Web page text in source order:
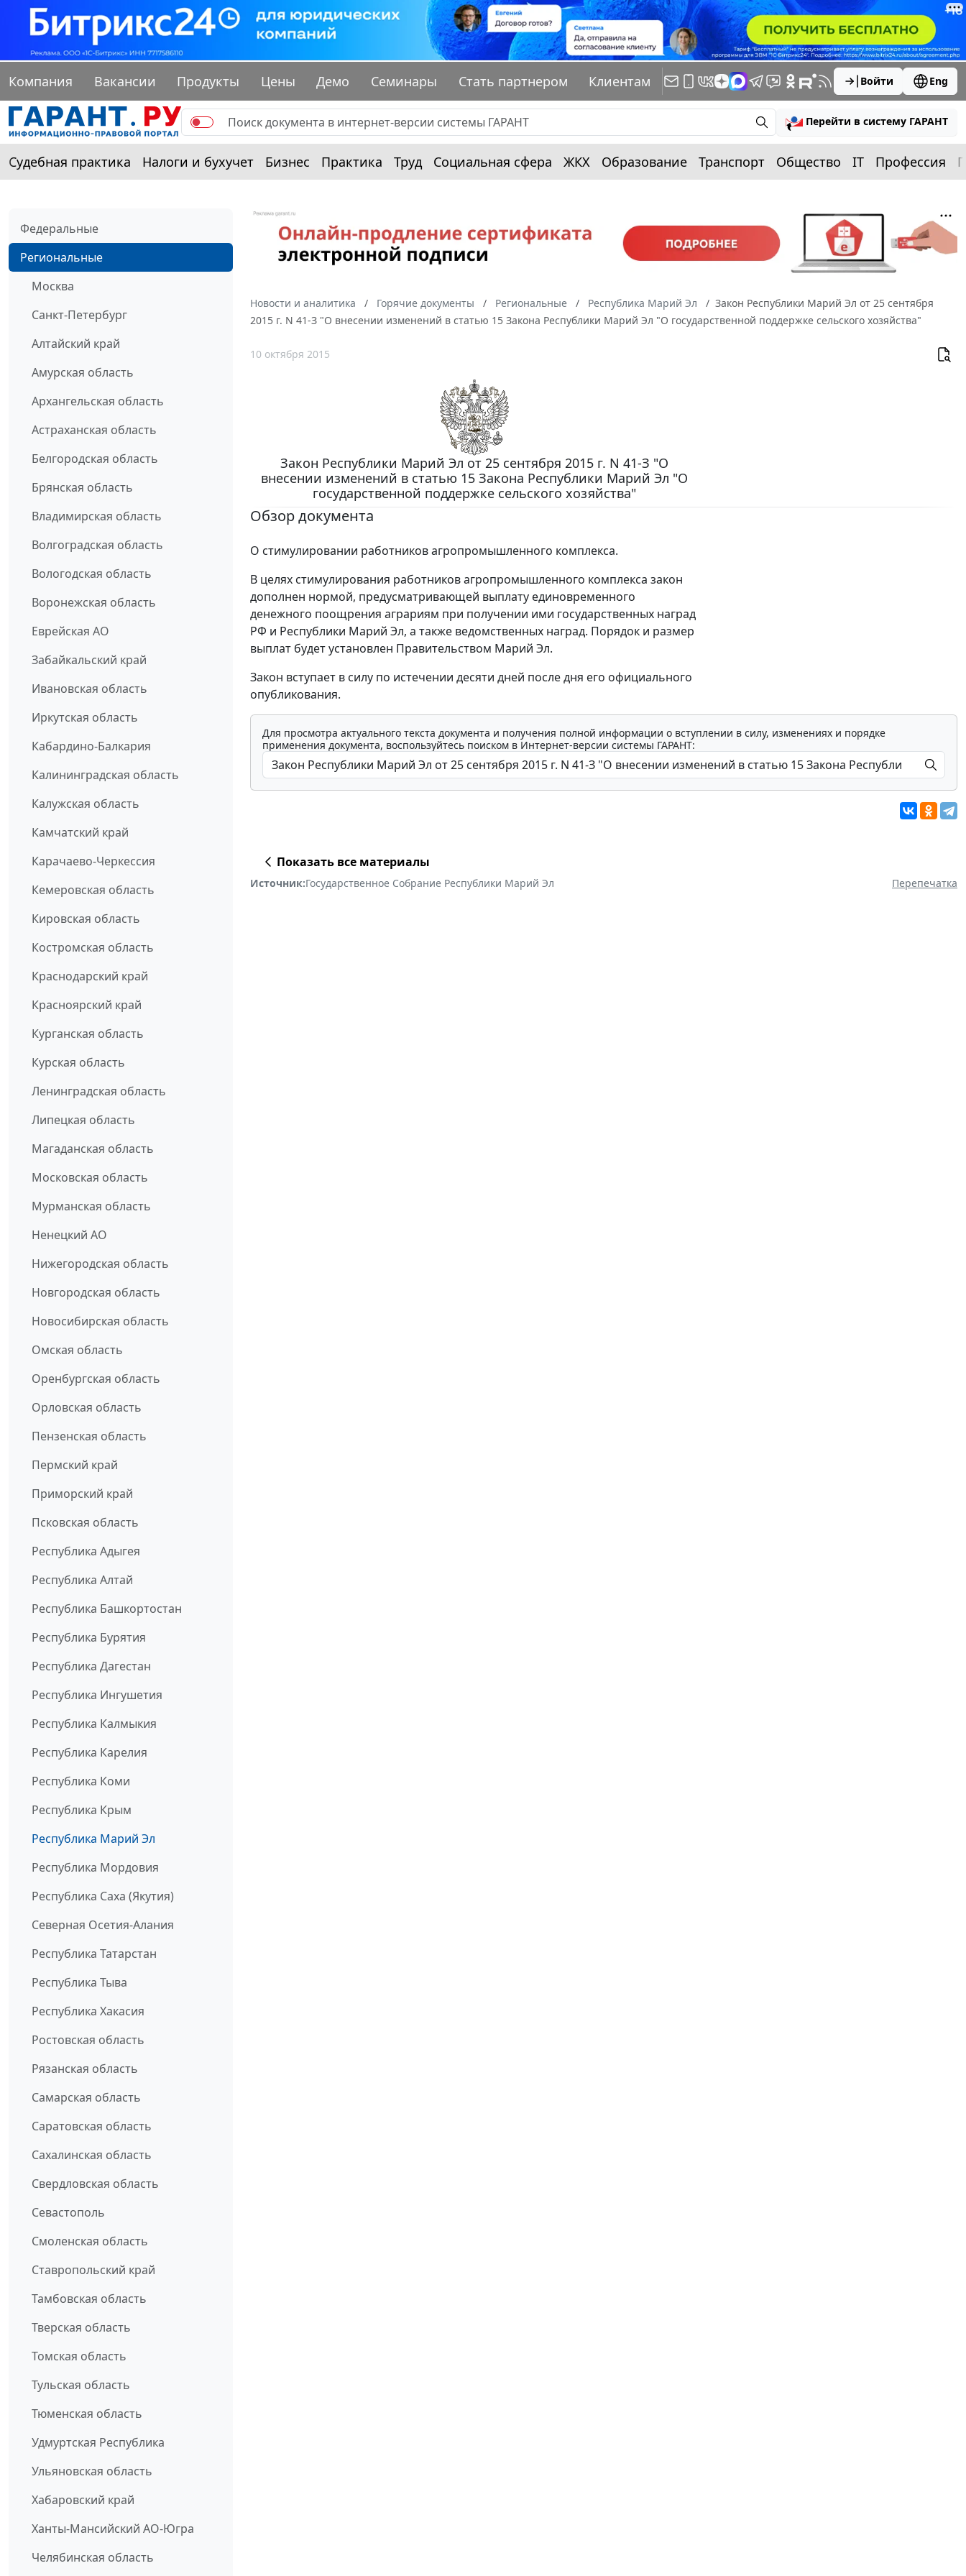
Компания Вакансии Продукты Цены Демо Семинары Стать партнером Клиентам Войти Eng
Перейти в систему ГАРАНТ
Судебная практика Налоги и бухучет Бизнес Практика Труд Социальная сфера ЖКХ Образование Транспорт Общество IT Профессия
Федеральные
Региональные
Москва
Санкт-Петербург
Алтайский край
Амурская область
Архангельская область
Астраханская область
Белгородская область
Брянская область
Владимирская область
Волгоградская область
Вологодская область
Воронежская область
Еврейская АО
Забайкальский край
Ивановская область
Иркутская область
Кабардино-Балкария
Калининградская область
Калужская область
Камчатский край
Карачаево-Черкессия
Кемеровская область
Кировская область
Костромская область
Краснодарский край
Красноярский край
Курганская область
Курская область
Ленинградская область
Липецкая область
Магаданская область
Московская область
Мурманская область
Ненецкий АО
Нижегородская область
Новгородская область
Новосибирская область
Омская область
Оренбургская область
Орловская область
Пензенская область
Пермский край
Приморский край
Псковская область
Республика Адыгея
Республика Алтай
Республика Башкортостан
Республика Бурятия
Республика Дагестан
Республика Ингушетия
Республика Калмыкия
Республика Карелия
Республика Коми
Республика Крым
Республика Марий Эл
Республика Мордовия
Республика Саха (Якутия)
Северная Осетия-Алания
Республика Татарстан
Республика Тыва
Республика Хакасия
Ростовская область
Рязанская область
Самарская область
Саратовская область
Сахалинская область
Свердловская область
Севастополь
Смоленская область
Ставропольский край
Тамбовская область
Тверская область
Томская область
Тульская область
Тюменская область
Удмуртская Республика
Ульяновская область
Хабаровский край
Ханты-Мансийский АО-Югра
Челябинская область
Новости и аналитика Горячие документы Региональные Республика Марий Эл
Закон Республики Марий Эл от 25 сентября
2015 г. N 41-З "О внесении изменений в статью 15 Закона Республики Марий Эл "О государственной поддержке сельского хозяйства"
10 октября 2015
Закон Республики Марий Эл от 25 сентября 2015 г. N 41-З "О
внесении изменений в статью 15 Закона Республики Марий Эл "О
государственной поддержке сельского хозяйства"
Обзор документа
О стимулировании работников агропромышленного комплекса.
В целях стимулирования работников агропромышленного комплекса закон
дополнен нормой, предусматривающей выплату единовременного
денежного поощрения аграриям при получении ими государственных наград
РФ и Республики Марий Эл, а также ведомственных наград. Порядок и размер
выплат будет установлен Правительством Марий Эл.
Закон вступает в силу по истечении десяти дней после дня его официального
опубликования.
Для просмотра актуального текста документа и получения полной информации о вступлении в силу, изменениях и порядке
применения документа, воспользуйтесь поиском в Интернет-версии системы ГАРАНТ:
Показать все материалы
Источник:Государственное Собрание Республики Марий Эл Перепечатка